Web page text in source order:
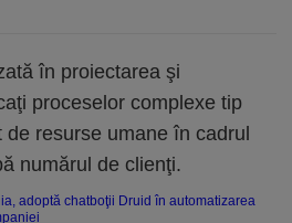
în proiectarea şi
proceselor complexe tip
resurse umane în cadrul
numărul de clienţi.